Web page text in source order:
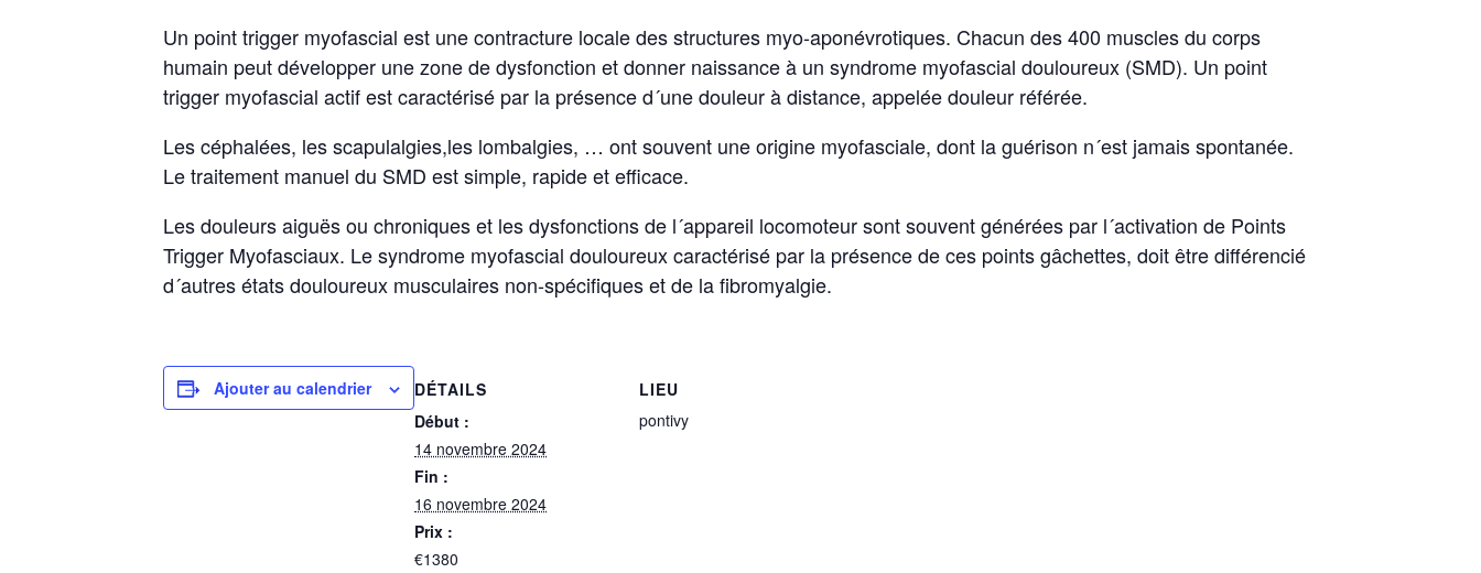
Un point trigger myofascial est une contracture locale des structures myo-aponévrotiques. Chacun des 400 muscles du corps
humain peut développer une zone de dysfonction et donner naissance à un syndrome myofascial douloureux (SMD). Un point
trigger myofascial actif est caractérisé par la présence d´une douleur à distance, appelée douleur référée.
Les céphalées, les scapulalgies,les lombalgies, … ont souvent une origine myofasciale, dont la guérison n´est jamais spontanée.
Le traitement manuel du SMD est simple, rapide et efficace.
Les douleurs aiguës ou chroniques et les dysfonctions de l´appareil locomoteur sont souvent générées par l´activation de Points
Trigger Myofasciaux. Le syndrome myofascial douloureux caractérisé par la présence de ces points gâchettes, doit être différencié
d´autres états douloureux musculaires non-spécifiques et de la fibromyalgie.
Ajouter au calendrier
DÉTAILS
Début :
14 novembre 2024
Fin :
16 novembre 2024
Prix :
€1380
LIEU
pontivy